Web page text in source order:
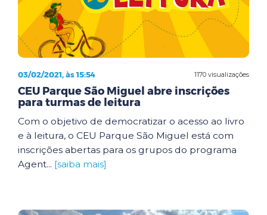
1170 visualizações
03/02/2021, às 15:54
CEU Parque São Miguel abre inscrições
para turmas de leitura
Com o objetivo de democratizar o acesso ao livro
e à leitura, o CEU Parque São Miguel está com
inscrições abertas para os grupos do programa
Agent... [saiba mais]